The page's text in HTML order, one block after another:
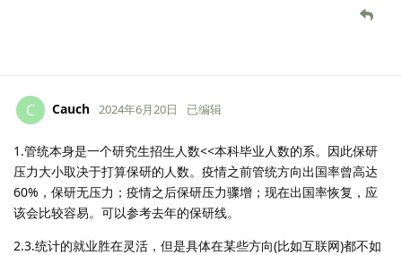
C Cauch 2024年6月20日 已编辑
1.管统本身是一个研究生招生人数<<本科毕业人数的系。因此保研
压力大小取决于打算保研的人数。疫情之前管统方向出国率曾高达
60%，保研无压力；疫情之后保研压力骤增；现在出国率恢复，应
该会比较容易。可以参考去年的保研线。
2.3.统计的就业胜在灵活，但是具体在某些方向(比如互联网)都不如